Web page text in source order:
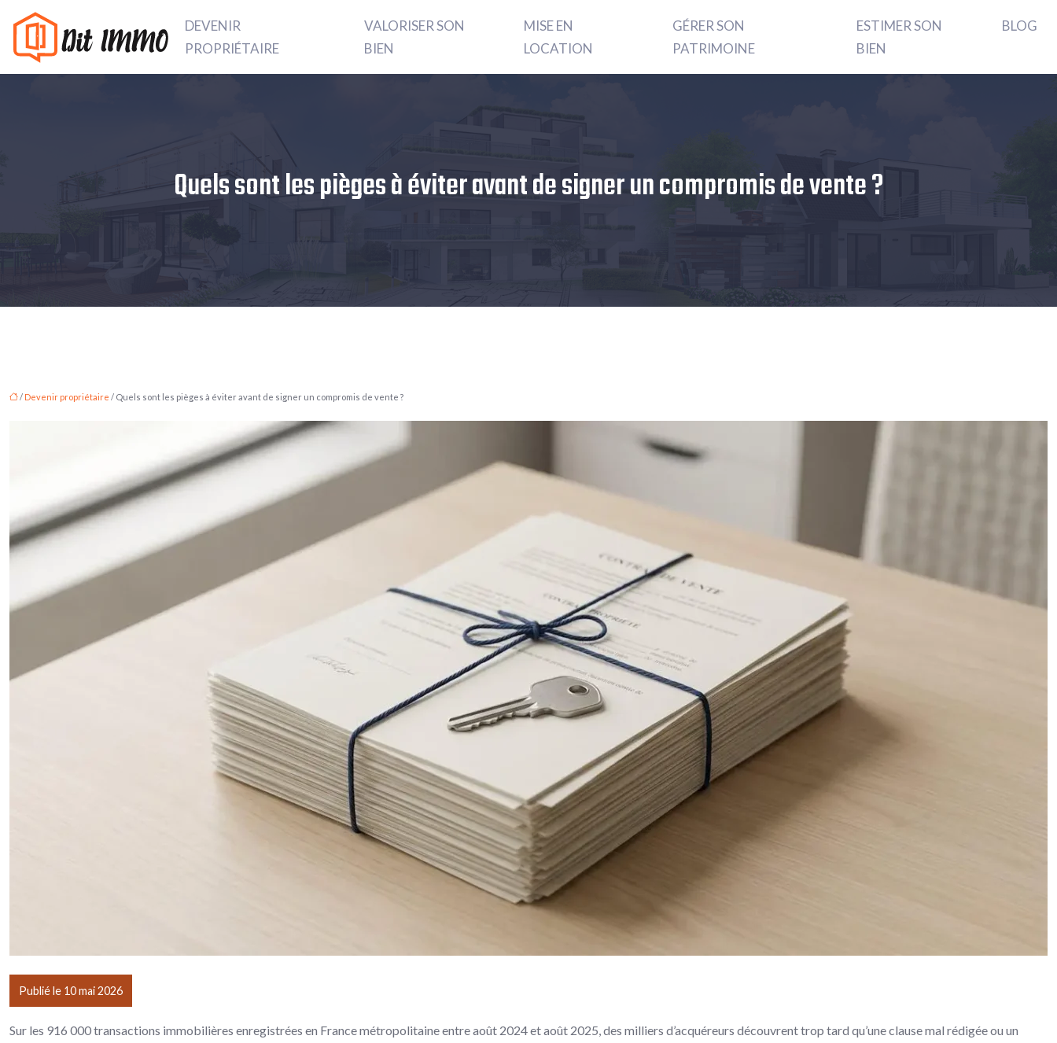
DEVENIR
PROPRIÉTAIRE
VALORISER SON
BIEN
MISE EN
LOCATION
GÉRER SON
PATRIMOINE
ESTIMER SON
BIEN
BLOG
Quels sont les pièges à éviter avant de signer un compromis de vente ?
/ Devenir propriétaire / Quels sont les pièges à éviter avant de signer un compromis de vente ?
Publié le 10 mai 2026
Sur les 916 000 transactions immobilières enregistrées en France métropolitaine entre août 2024 et août 2025, des milliers d’acquéreurs découvrent trop tard qu’une clause mal rédigée ou un